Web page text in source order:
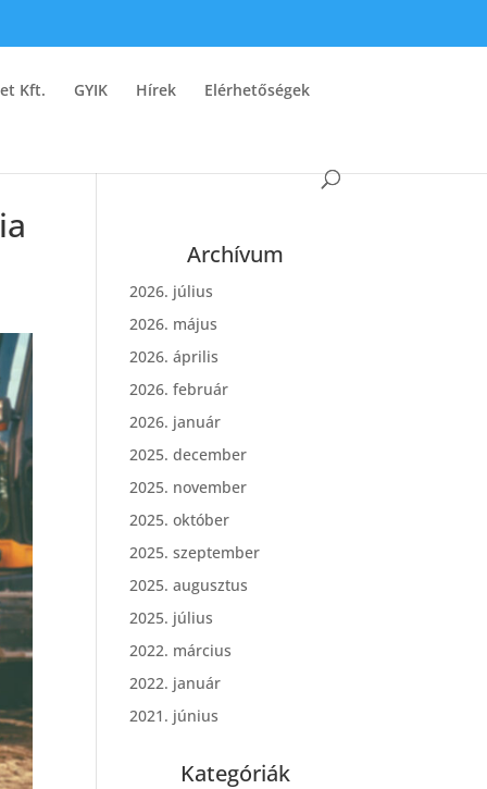
Kft. GYIK Hírek Elérhetőségek
Archívum
2026. július
2026. május
2026. április
2026. február
2026. január
2025. december
2025. november
2025. október
2025. szeptember
2025. augusztus
2025. július
2022. március
2022. január
2021. június
Kategóriák